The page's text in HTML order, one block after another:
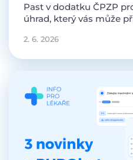
Past v dodatku ČPZP
úhrad, který vás může
2. 6. 2026